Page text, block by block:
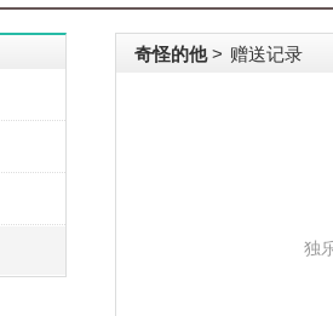
奇怪的他 > 赠送记录
独